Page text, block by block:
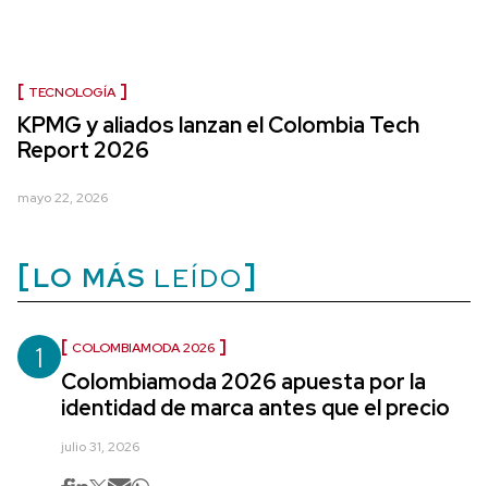
TECNOLOGÍA
KPMG y aliados lanzan el Colombia Tech
Report 2026
mayo 22, 2026
LO MÁS LEÍDO
1 COLOMBIAMODA 2026
Colombiamoda 2026 apuesta por la
identidad de marca antes que el precio
julio 31, 2026